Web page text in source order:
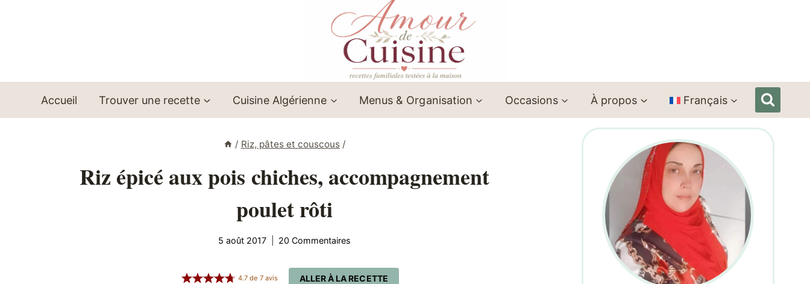
Accueil Trouver une recette Cuisine Algérienne Menus & Organisation Occasions À propos Français
/ Riz, pâtes et couscous /
Riz épicé aux pois chiches, accompagnement
poulet rôti
5 août 2017 20 Commentaires
ALLER À LA RECETTE
4.7 de7 avis